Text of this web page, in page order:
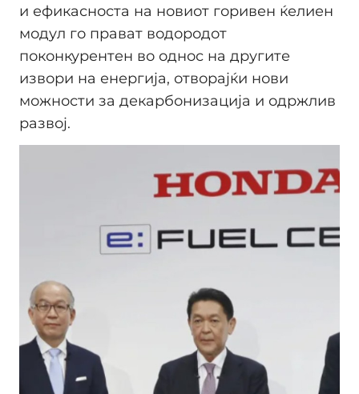
и ефикасноста на новиот горивен ќелиен
модул го прават водородот
поконкурентен во однос на другите
извори на енергија, отворајќи нови
можности за декарбонизација и одржлив
развој.